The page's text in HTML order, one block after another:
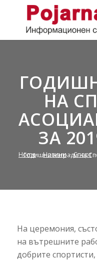
НА
ЗА
Home / Новини / Спорт /
На церемония,
на вътрешните
добрите